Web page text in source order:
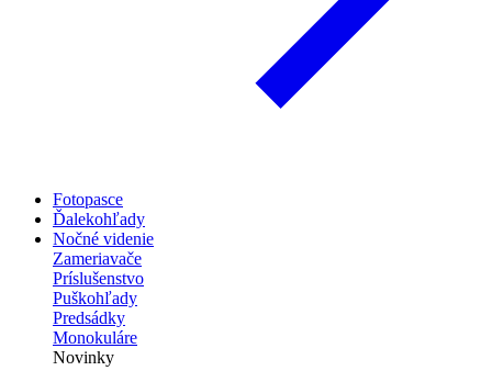
Fotopasce
Ďalekohľady
Nočné videnie
Zameriavače
Príslušenstvo
Puškohľady
Predsádky
Monokuláre
Novinky